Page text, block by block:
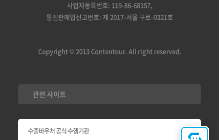
사업자등록번호: 119-86-68157,
통신판매업신고번호: 제 2017-서울 구로-0321호
Copyright © 2013 Contentour. All right reserved.
관련 사이트
수출바우처 공식 수행기관